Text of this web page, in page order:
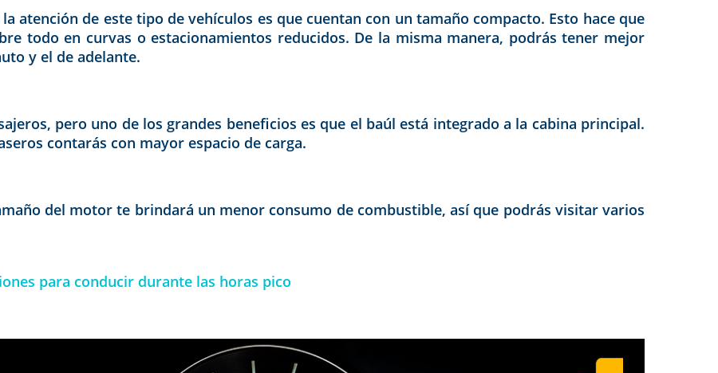
atención de este tipo de vehículos es que cuentan con un tamaño compacto. Esto hace que
todo en curvas o estacionamientos reducidos. De la misma manera, podrás tener mejor
y el de adelante.
pero uno de los grandes beneficios es que el baúl está integrado a la cabina principal.
contarás con mayor espacio de carga.
del motor te brindará un menor consumo de combustible, así que podrás visitar varios
para conducir durante las horas pico